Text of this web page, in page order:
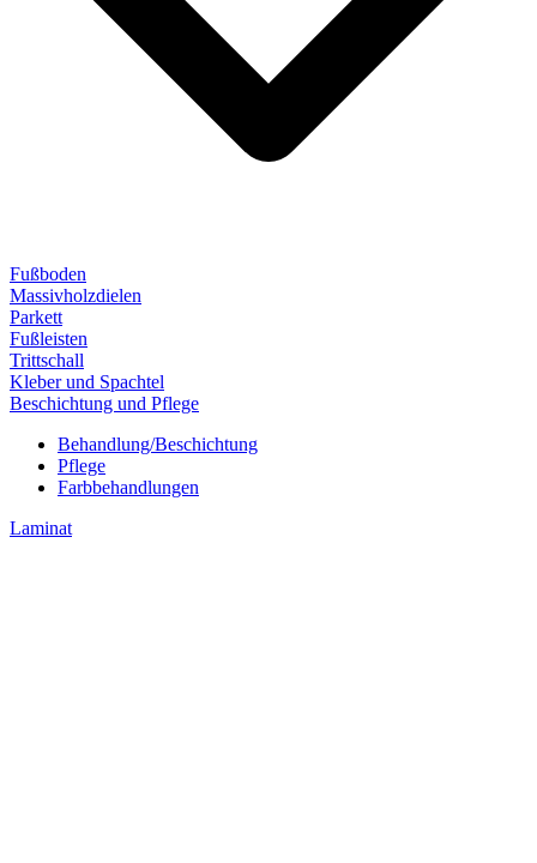
Fußboden
Massivholzdielen
Parkett
Fußleisten
Trittschall
Kleber und Spachtel
Beschichtung und Pflege
Behandlung/Beschichtung
Pflege
Farbbehandlungen
Laminat